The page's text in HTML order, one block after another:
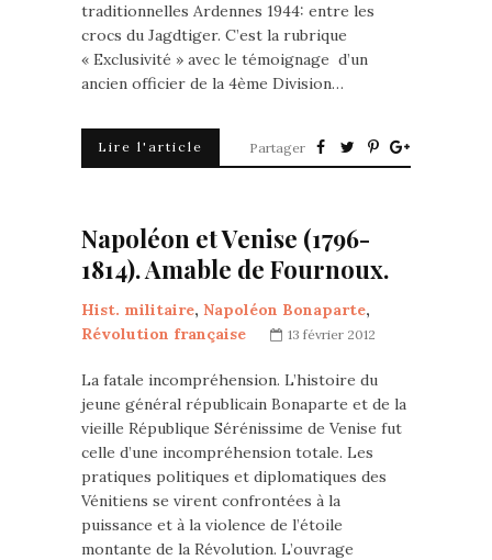
traditionnelles Ardennes 1944: entre les
crocs du Jagdtiger. C’est la rubrique
« Exclusivité » avec le témoignage d’un
ancien officier de la 4ème Division…
Lire l'article Partager
Napoléon et Venise (1796-
1814). Amable de Fournoux.
Hist. militaire, Napoléon Bonaparte,
Révolution française
13 février 2012
La fatale incompréhension. L’histoire du
jeune général républicain Bonaparte et de la
vieille République Sérénissime de Venise fut
celle d’une incompréhension totale. Les
pratiques politiques et diplomatiques des
Vénitiens se virent confrontées à la
puissance et à la violence de l’étoile
montante de la Révolution. L’ouvrage